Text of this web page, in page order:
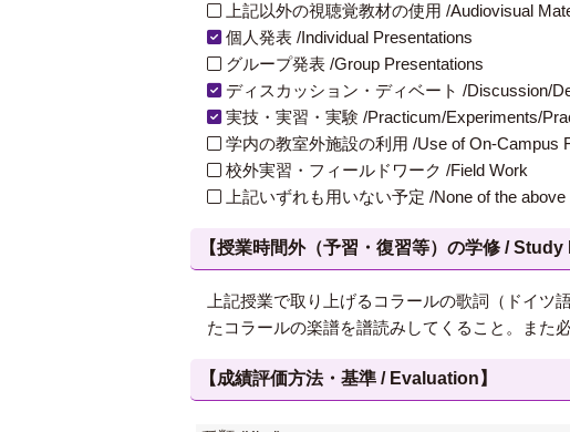
上記以外の視聴覚教材の使用 /Audiovisual
個人発表 /Individual Presentations
グループ発表 /Group Presentations
ディスカッション・ディベート /Discussion/
実技・実習・実験 /Practicum/Experiments/
学内の教室外施設の利用 /Use of On-Campus
校外実習・フィールドワーク /Field Work
上記いずれも用いない予定 /None of the above
【授業時間外（予習・復習等）の学修 /
上記授業で取り上げるコラールの歌詞（ドイ
たコラールの楽譜を譜読みしてくること。また
【成績評価方法・基準 / Evaluation】